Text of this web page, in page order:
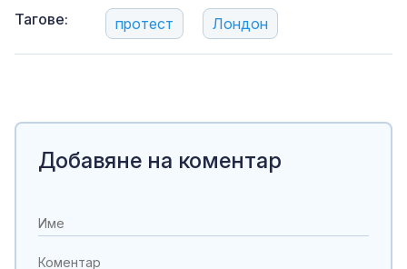
Тагове: протест Лондон
Добавяне на коментар